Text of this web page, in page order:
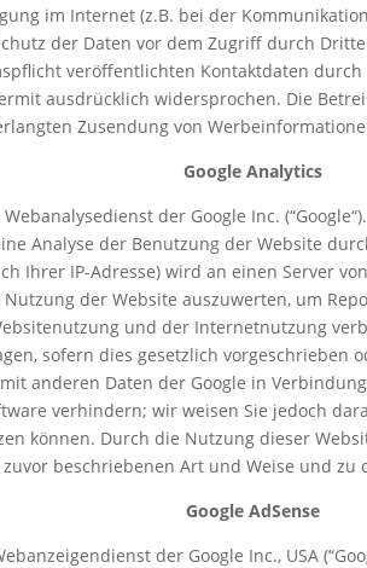
im Internet (z.B. bei der
der Daten vor dem Zugriff durch
veröffentlichten Kontaktdaten
ausdrücklich widersprochen. Die
Zusendung von
Google Analytics
der Google Inc.
Analyse der Benutzung der Website
Ihrer IP-Adresse) wird an einen Server
der Website auszuwerten, um
und der Internetnutzung
sofern dies gesetzlich vorgeschrieben
anderen Daten der Google in
verhindern; wir weisen Sie jedoch
können. Durch die Nutzung dieser
beschriebenen Art und Weise und
Google AdSense
der Google Inc., USA